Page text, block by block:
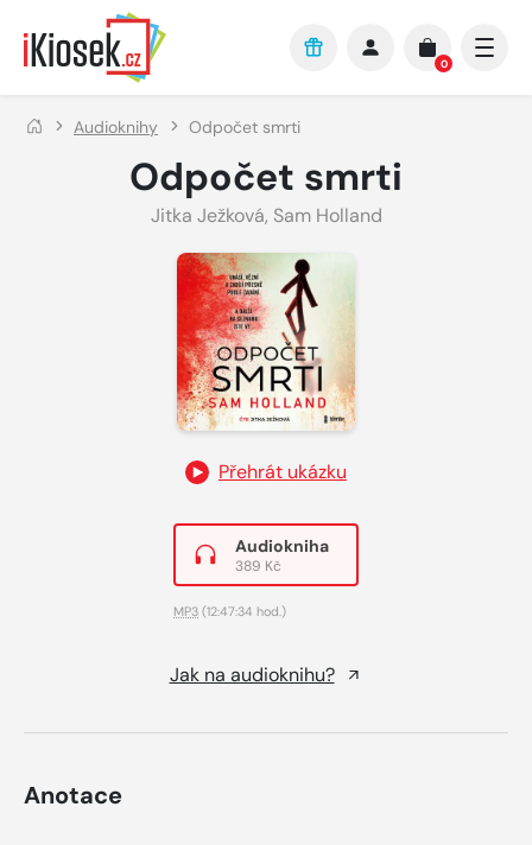
Přejít na hlavní obsah
0
Audioknihy Odpočet smrti
Odpočet smrti
Jitka Ježková, Sam Holland
Přehrát ukázku
Audiokniha
389 Kč
MP3 (12:47:34 hod.)
Jak na audioknihu?
Anotace